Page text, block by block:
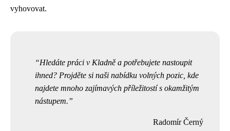
vyhovovat.
Hledáte práci v Kladně a potřebujete nastoupit
ihned? Projděte si naši nabídku volných pozic, kde
najdete mnoho zajímavých příležitostí s okamžitým
nástupem.
Radomír Černý